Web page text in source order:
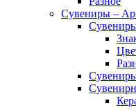
Сувениры –